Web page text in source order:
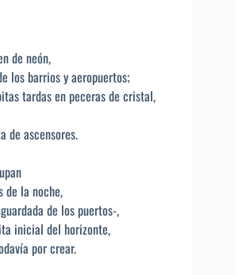
de neón,
los barrios y aeropuertos;
tardas en peceras de cristal,
de ascensores.
de la noche,
de los puertos-,
inicial del horizonte,
por crear.